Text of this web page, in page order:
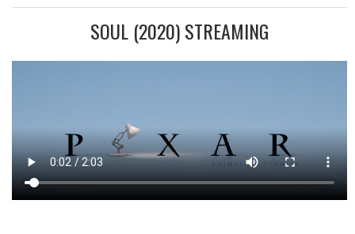
SOUL (2020) STREAMING